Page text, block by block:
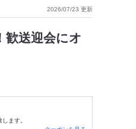
2026/07/23 更新
歓送迎会にオ
ます。